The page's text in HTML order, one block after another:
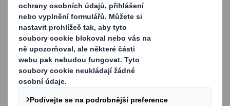
Komplexní řešení pro
spotřebitelské balení
S možností opakovaného použití a plně
recyklovatelné